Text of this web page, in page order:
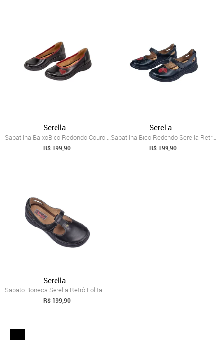
Serella
Sapatilha BaixoBico Redondo Couro Confor...
R$ 199,90
Serella
Sapatilha Bico Redondo Serella Retrô Con...
R$ 199,90
Serella
Sapato Boneca Serella Retrô Lolita Couro Preto
R$ 199,90